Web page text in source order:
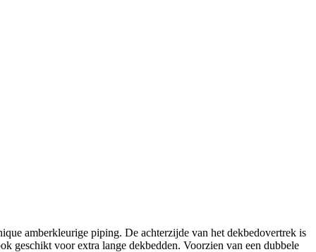
amberkleurige piping. De achterzijde van het dekbedovertrek is
geschikt voor extra lange dekbedden. Voorzien van een dubbele